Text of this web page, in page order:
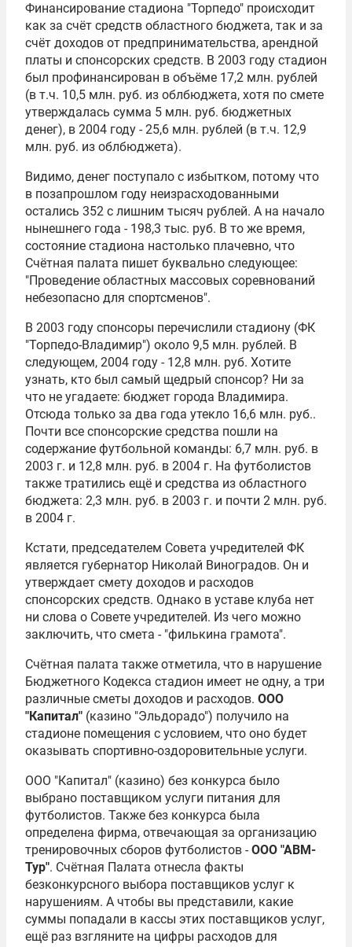
Финансирование стадиона "Торпедо" происходит
как за счёт средств областного бюджета, так и за
счёт доходов от предпринимательства, арендной
платы и спонсорских средств. В 2003 году стадион
был профинансирован в объёме 17,2 млн. рублей
(в т.ч. 10,5 млн. руб. из облбюджета, хотя по смете
утверждалась сумма 5 млн. руб. бюджетных
денег), в 2004 году - 25,6 млн. рублей (в т.ч. 12,9
млн. руб. из облбюджета).
Видимо, денег поступало с избытком, потому что
в позапрошлом году неизрасходованными
остались 352 с лишним тысяч рублей. А на начало
нынешнего года - 198,3 тыс. руб. В то же время,
состояние стадиона настолько плачевно, что
Счётная палата пишет буквально следующее:
"Проведение областных массовых соревнований
небезопасно для спортсменов".
В 2003 году спонсоры перечислили стадиону (ФК
"Торпедо-Владимир") около 9,5 млн. рублей. В
следующем, 2004 году - 12,8 млн. руб. Хотите
узнать, кто был самый щедрый спонсор? Ни за
что не угадаете: бюджет города Владимира.
Отсюда только за два года утекло 16,6 млн. руб..
Почти все спонсорские средства пошли на
содержание футбольной команды: 6,7 млн. руб. в
2003 г. и 12,8 млн. руб. в 2004 г. На футболистов
также тратились ещё и средства из областного
бюджета: 2,3 млн. руб. в 2003 г. и почти 2 млн. руб.
в 2004 г.
Кстати, председателем Совета учредителей ФК
является губернатор Николай Виноградов. Он и
утверждает смету доходов и расходов
спонсорских средств. Однако в уставе клуба нет
ни слова о Совете учредителей. Из чего можно
заключить, что смета - "филькина грамота".
Счётная палата также отметила, что в нарушение
Бюджетного Кодекса стадион имеет не одну, а три
различные сметы доходов и расходов. ООО
"Капитал" (казино "Эльдорадо") получило на
стадионе помещения с условием, что оно будет
оказывать спортивно-оздоровительные услуги.
ООО "Капитал" (казино) без конкурса было
выбрано поставщиком услуги питания для
футболистов. Также без конкурса была
определена фирма, отвечающая за организацию
тренировочных сборов футболистов - ООО "АВМ-
Тур". Счётная Палата отнесла факты
безконкурсного выбора поставщиков услуг к
нарушениям. А чтобы вы представили, какие
суммы попадали в кассы этих поставщиков услуг,
ещё раз взгляните на цифры расходов для